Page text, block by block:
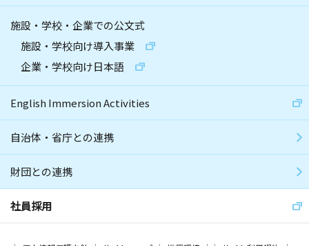
施設・学校・企業での公文式
施設・学校向け導入事業
企業・学校向け日本語
English Immersion Activities
自治体・省庁との連携
財団との連携
社員採用